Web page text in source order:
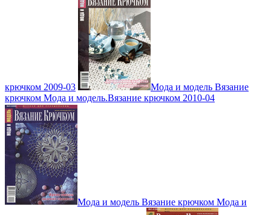
крючком 2009-03
Мода и модель Вязание
крючком Мода и модель.Вязание крючком 2010-04
Мода и модель Вязание крючком Мода и